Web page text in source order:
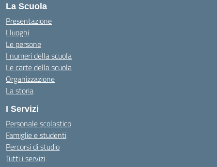
La Scuola
Presentazione
I luoghi
Le persone
I numeri della scuola
Le carte della scuola
Organizzazione
La storia
I Servizi
Personale scolastico
Famiglie e studenti
Percorsi di studio
Tutti i servizi